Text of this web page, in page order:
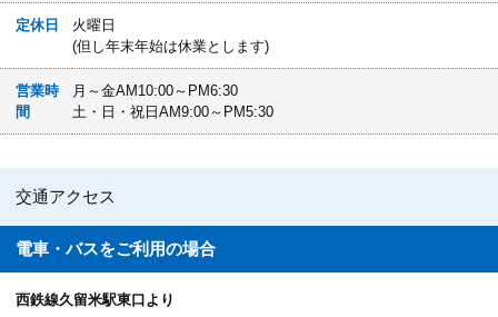
定休日
火曜日
(但し年末年始は休業とします)
営業時
間
月～金AM10:00～PM6:30
土・日・祝日AM9:00～PM5:30
交通アクセス
電車・バスをご利用の場合
西鉄線久留米駅東口より